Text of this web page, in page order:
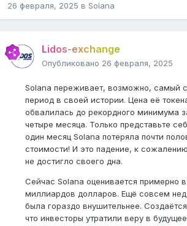
26 февраля, 2025 в Solana
Lidos-exchange
Опубликовано 26 февраля, 2025
Solana переживает, возможно, самый
период в своей истории. Цена её
обвалилась до рекордного минимума
четыре месяца. Только представьте
один месяц Solana потеряла почти
стоимости! И это падение, к
не достигло своего дна.
Сейчас Solana оценивается примерно
миллиардов долларов. Ещё совсем
была гораздо внушительнее.
что инвесторы утратили веру в